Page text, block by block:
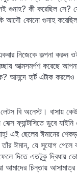
গুনাহ? কী করেছিল সে?
কি আদৌ কোনো গুনাহ
নিজেকে কল্পনা
আত্মসমর্পণ করেছে
আনন্দে হার্ট এটাক
বি অনেস্ট। বাসায়
ফ্যান্টাসিতে ডুবে
এই ছেলের ঈমানের
তাঁর ঈমান, যে সুযোগ
দিতে এতটুকু
আমাদের চিন্তায়